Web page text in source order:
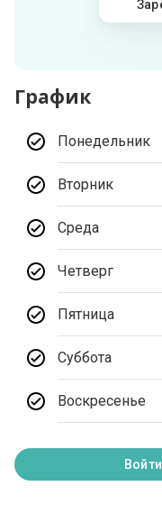
График
Понедельник
Вторник
Среда
Четверг
Пятница
Суббота
Воскресенье